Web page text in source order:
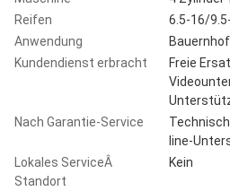
Reifen
6.5-16/
Anwendung
Kundendienst erbracht
Freie
Nach Garantie-Service
line-
Lokales ServiceÂ
Standort
Kein